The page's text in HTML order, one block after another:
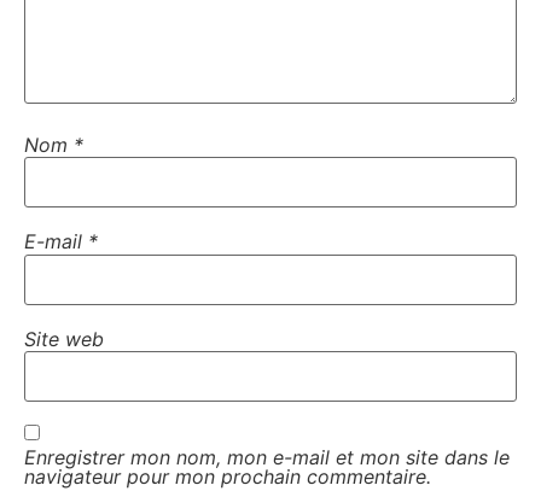
Nom *
E-mail *
Site web
Enregistrer mon nom, mon e-mail et mon site dans le
navigateur pour mon prochain commentaire.